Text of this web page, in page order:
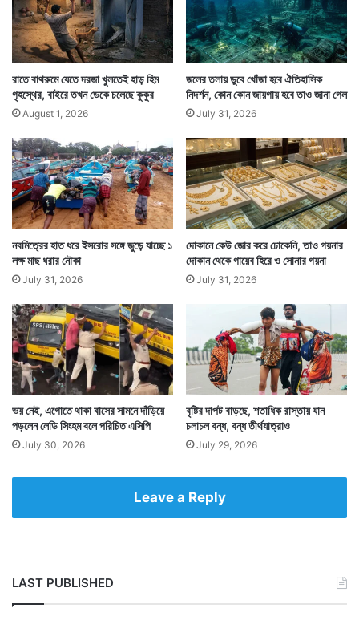
ক্ষেপণাস্ত্রটির অনেক বৈশিষ্ট্যের একটি হল এটির গতি এত বেশি যে
শত্রুপক্ষের পক্ষে একে দেখতে পাওয়া কঠিন। ফলে তাকে পাল্টা
আক্রমণের সম্ভাবনাও কম। জাতীয় সুরক্ষায় এই ক্ষেপণাস্ত্র এক
মাইলফলক তৈরি করল। — সংবাদ সংস্থার সাহায্য নিয়ে লেখা
Tags Indian Army National News Rajnath Singh
রাতে বাথরুমে যেতে দরজা খুলতেই হাড় হিম
গৃহস্থের, বাইরে তখন ডেকে চলেছে কুকুর
August 1, 2026
জলের তলায় ডুবে খোঁজা হবে ঐতিহাসিক
নিদর্শন, কোন কোন জায়গায় হবে তাও জানা গেল
July 31, 2026
নবমিত্রের হাত ধরে ইসরোর সঙ্গে জুড়ে যাচ্ছে ১
লক্ষ মাছ ধরার নৌকা
July 31, 2026
দোকানে কেউ জোর করে ঢোকেনি, তাও গয়নার
দোকান থেকে গায়েব হিরে ও সোনার গয়না
July 31, 2026
ভয় নেই, এগোতে থাকা বাসের সামনে দাঁড়িয়ে
পড়লেন লেডি সিংহম বলে পরিচিত এসিপি
July 30, 2026
বৃষ্টির দাপট বাড়ছে, শতাধিক রাস্তায় যান
চলাচল বন্ধ, বন্ধ তীর্থযাত্রাও
July 29, 2026
Leave a Reply
LAST PUBLISHED